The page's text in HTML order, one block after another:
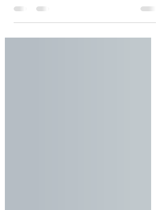
nos ayudan generar energía para nuestro
cuerpo....